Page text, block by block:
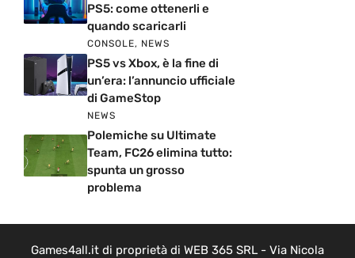
PS5: come ottenerli e
quando scaricarli
CONSOLE, NEWS
PS5 vs Xbox, è la fine di
un’era: l’annuncio ufficiale
di GameStop
NEWS
Polemiche su Ultimate
Team, FC26 elimina tutto:
spunta un grosso
problema
Games4all.it di proprietà di WEB 365 SRL - Via Nicola